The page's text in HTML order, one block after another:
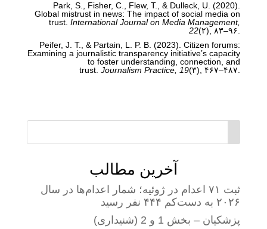
Park, S., Fisher, C., Flew, T., & Dulleck, U. (2020).
Global mistrust in news: The impact of social media on
trust.International Journal on Media Management,
22(۲), ۸۳–۹۶.
Peifer, J. T., & Partain, L. P. B. (2023). Citizen forums:
Examining a journalistic transparency initiative’s capacity
to foster understanding, connection, and
trust.Journalism Practice, 19(۳), ۴۶۷–۴۸۷.
آخرین مطالب
ثبت ۷۱ اعدام در ژوئیه؛ شمار اعدام‌ها در سال
۲۰۲۶ به دست‌کم ۴۴۴ نفر رسید
پزشکیان – بخش 1 و 2 (شنیداری)